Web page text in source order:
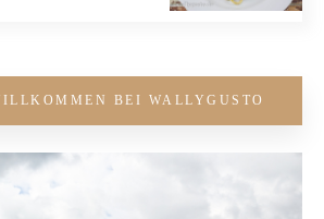
BEI WALLYGUSTO